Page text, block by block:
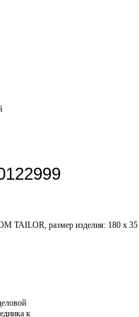
TAILOR, размер изделия: 180 х
к